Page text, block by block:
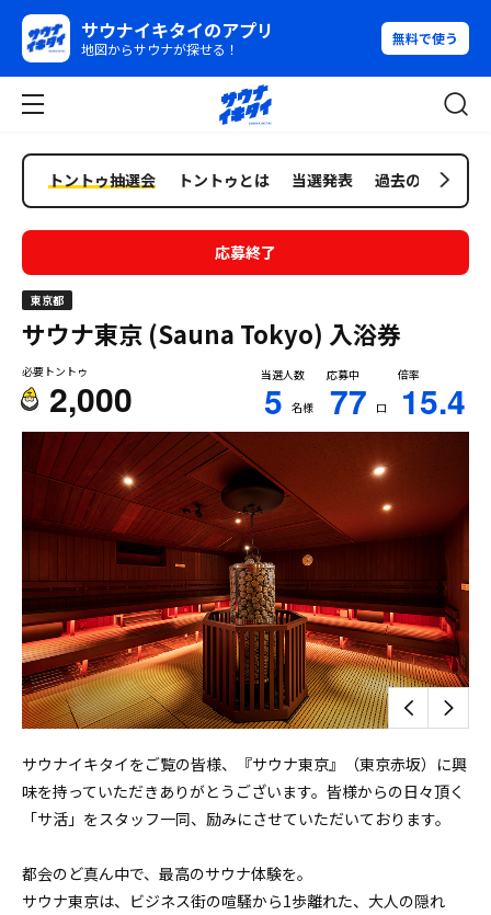
サウナイキタイのアプリ
地図からサウナが探せる！
無料で使う
トントゥ抽選会 トントゥとは 当選発表 過去の抽選会
応募終了
東京都
サウナ東京 (Sauna Tokyo) 入浴券
必要トントゥ
2,000
当選人数
5 名様
応募中
77 口
倍率
15.4
サウナイキタイをご覧の皆様、『サウナ東京』（東京赤坂）に興
味を持っていただきありがとうございます。皆様からの日々頂く
「サ活」をスタッフ一同、励みにさせていただいております。
都会のど真ん中で、最高のサウナ体験を。
サウナ東京は、ビジネス街の喧騒から1歩離れた、大人の隠れ